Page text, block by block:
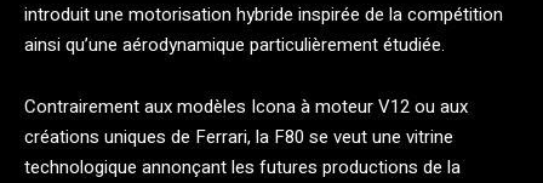
introduit une motorisation hybride inspirée de la compétition
ainsi qu’une aérodynamique particulièrement étudiée.
Contrairement aux modèles Icona à moteur V12 ou aux
créations uniques de Ferrari, la F80 se veut une vitrine
technologique annonçant les futures productions de la